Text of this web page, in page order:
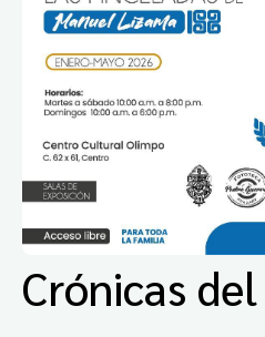
Crónicas